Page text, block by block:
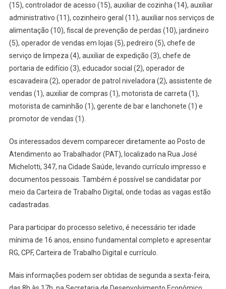
(15), controlador de acesso (15), auxiliar de cozinha (14), auxiliar
administrativo (11), cozinheiro geral (11), auxiliar nos serviços de
alimentação (10), fiscal de prevenção de perdas (10), jardineiro
(5), operador de vendas em lojas (5), pedreiro (5), chefe de
serviço de limpeza (4), auxiliar de expedição (3), chefe de
portaria de edifício (3), educador social (2), operador de
escavadeira (2), operador de patrol niveladora (2), assistente de
vendas (1), auxiliar de compras (1), motorista de carreta (1),
motorista de caminhão (1), gerente de bar e lanchonete (1) e
promotor de vendas (1).
Os interessados devem comparecer diretamente ao Posto de
Atendimento ao Trabalhador (PAT), localizado na Rua José
Michelotti, 347, na Cidade Saúde, levando currículo impresso e
documentos pessoais. Também é possível se candidatar por
meio da Carteira de Trabalho Digital, onde todas as vagas estão
cadastradas.
Para participar do processo seletivo, é necessário ter idade
mínima de 16 anos, ensino fundamental completo e apresentar
RG, CPF, Carteira de Trabalho Digital e currículo.
Mais informações podem ser obtidas de segunda a sexta-feira,